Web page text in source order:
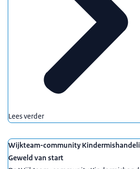
Lees verder
Wijkteam-community
Geweld van start